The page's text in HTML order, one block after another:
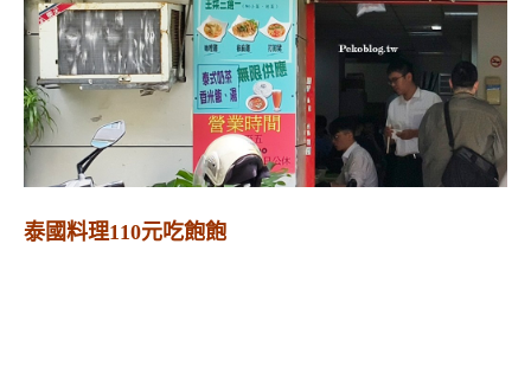
泰國料理110元吃飽飽